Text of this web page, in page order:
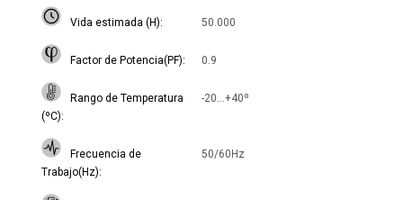
Vida estimada (H) 50.000
Factor de Potencia(PF) 0.9
Rango de Temperatura
(ºC)
-20...+40º
Frecuencia de
Trabajo(Hz)
50/60Hz